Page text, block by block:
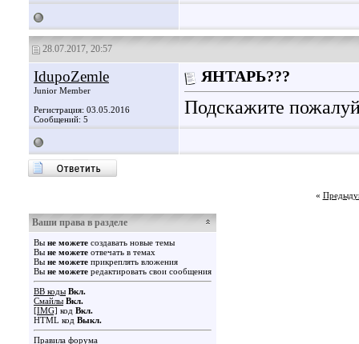
28.07.2017, 20:57
IdupoZemle
Junior Member
Регистрация: 03.05.2016
Сообщений: 5
ЯНТАРЬ???
Подскажите
«
Ваши права в разделе
Вы не можете создавать новые темы
Вы не можете отвечать в темах
Вы не можете прикреплять вложения
Вы не можете редактировать свои сообщения
BB коды Вкл.
Смайлы Вкл.
[IMG] код Вкл.
HTML код Выкл.
Правила форума